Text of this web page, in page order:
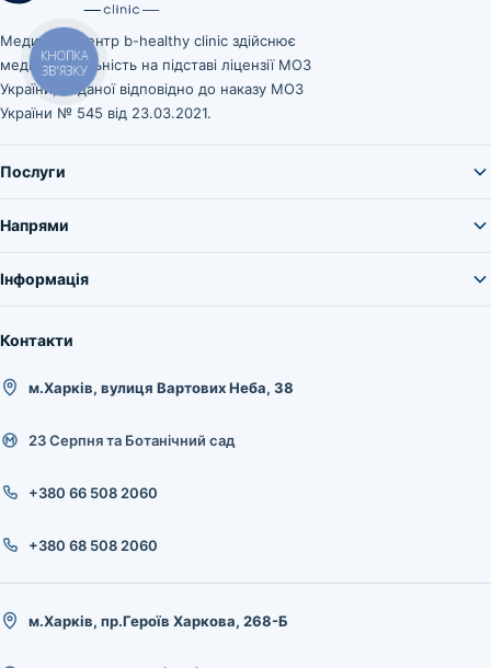
Медичний центр b-healthy clinic здійснює
медичну діяльність на підставі ліцензії МОЗ
України, виданої відповідно до наказу МОЗ
України № 545 від 23.03.2021.
Послуги
Напрями
Інформація
Контакти
м.Харків, вулиця Вартових Неба, 38
23 Серпня та Ботанічний сад
+380 66 508 2060
+380 68 508 2060
м.Харків, пр.Героїв Харкова, 268-Б
КНОПКА
ЗВ'ЯЗКУ